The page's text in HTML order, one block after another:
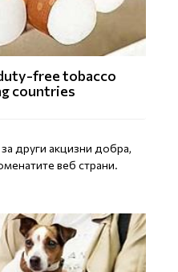
free tobacco
countries
други акцизни добра,
веб страни.